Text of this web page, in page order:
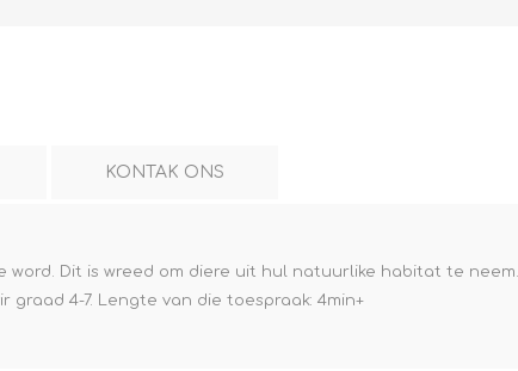
KONTAK ONS
Dit is wreed om diere uit hul natuurlike habitat te
graad 4-7. Lengte van die toespraak: 4min+